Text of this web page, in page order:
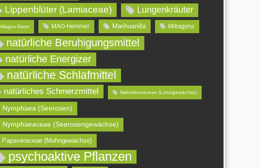
Lippenblüter (Lamiaceae) Lungenkräuter
Magen-Darm MAO-Hemmer Marihuanilla Mitragyna
natürliche Beruhigungsmittel
natürliche Energizer
natürliche Schlafmittel
natürliches Schmerzmittel Nelumbonaceae (Lotusgewächse)
Nymphaea (Seerosen)
Nymphaeaceae (Seerosengewächse)
Papaveraceae (Mohngewächse)
psychoaktive Pflanzen